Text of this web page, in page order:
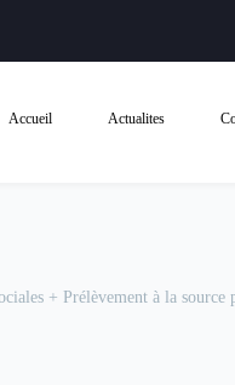
Accueil Actualites
+ Prélèvement à la